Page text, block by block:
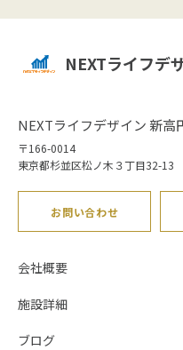
NEXTライフデ
NEXTライフデザイン 新高
〒166-0014
東京都杉並区松ノ木３丁目32-13
お問い合わせ
会社概要
施設詳細
ブログ